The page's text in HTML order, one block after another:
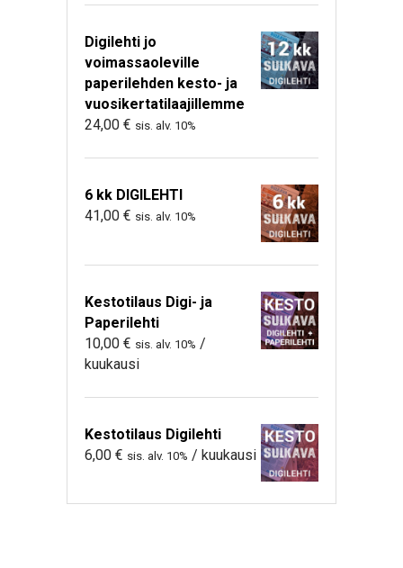
Digilehti jo
voimassaoleville
paperilehden kesto- ja
vuosikertatilaajillemme
24,00 € sis. alv. 10%
6 kk DIGILEHTI
41,00 € sis. alv. 10%
Kestotilaus Digi- ja
Paperilehti
10,00 € sis. alv. 10% /
kuukausi
Kestotilaus Digilehti
6,00 € sis. alv. 10% / kuukausi